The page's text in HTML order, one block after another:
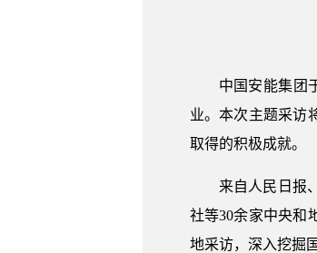
中国安能集团
业。本次主题采访
取得的积极成就。
来自人民日报
社等30余家中央和
地采访，深入挖掘